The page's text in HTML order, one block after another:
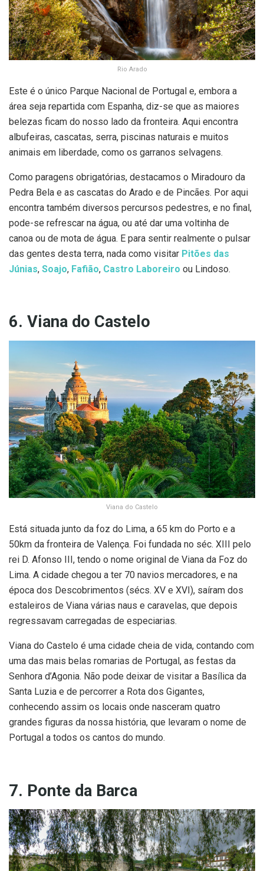
Rio Arado
Este é o único Parque Nacional de Portugal e, embora a
área seja repartida com Espanha, diz-se que as maiores
belezas ficam do nosso lado da fronteira. Aqui encontra
albufeiras, cascatas, serra, piscinas naturais e muitos
animais em liberdade, como os garranos selvagens.
Como paragens obrigatórias, destacamos o Miradouro da
Pedra Bela e as cascatas do Arado e de Pincães. Por aqui
encontra também diversos percursos pedestres, e no final,
pode-se refrescar na água, ou até dar uma voltinha de
canoa ou de mota de água. E para sentir realmente o pulsar
das gentes desta terra, nada como visitar Pitões das
Júnias, Soajo, Fafião, Castro Laboreiro ou Lindoso.
6. Viana do Castelo
Viana do Castelo
Está situada junto da foz do Lima, a 65 km do Porto e a
50km da fronteira de Valença. Foi fundada no séc. XIII pelo
rei D. Afonso III, tendo o nome original de Viana da Foz do
Lima. A cidade chegou a ter 70 navios mercadores, e na
época dos Descobrimentos (sécs. XV e XVI), saíram dos
estaleiros de Viana várias naus e caravelas, que depois
regressavam carregadas de especiarias.
Viana do Castelo é uma cidade cheia de vida, contando com
uma das mais belas romarias de Portugal, as festas da
Senhora d’Agonia. Não pode deixar de visitar a Basílica da
Santa Luzia e de percorrer a Rota dos Gigantes,
conhecendo assim os locais onde nasceram quatro
grandes figuras da nossa história, que levaram o nome de
Portugal a todos os cantos do mundo.
7. Ponte da Barca